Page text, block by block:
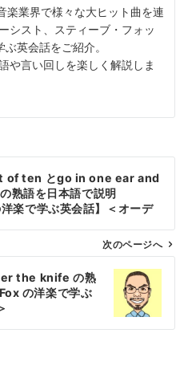
業界で様々な大ヒット曲を連
シスト、スティーブ・フォッ
英会話をご紹介。
や言い回しを楽しく解説しま
ten とgo in one ear and
語を日本語で説明
楽で学ぶ英会話】＜オーデ
次のページへ
the knife の熟
の洋楽で学ぶ